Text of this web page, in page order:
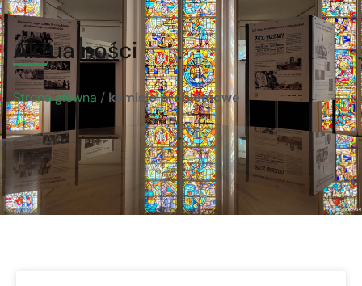
Aktualności
Strona główna / komisje problemowe